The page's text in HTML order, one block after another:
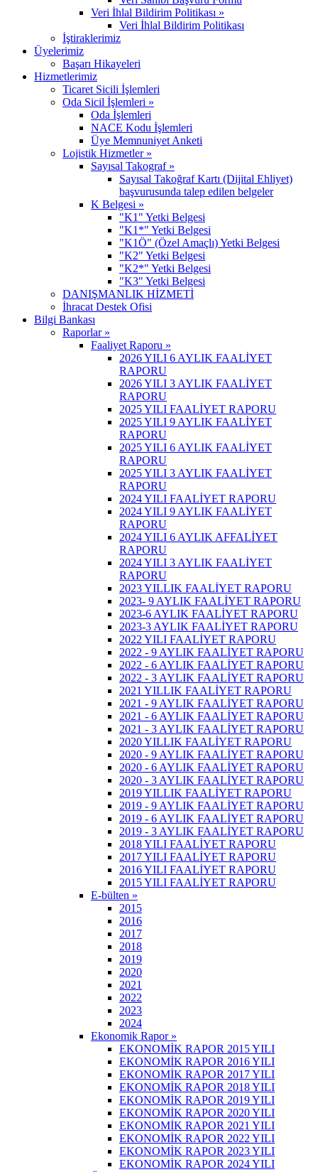
Veri İhlal Bildirim Politikası »
Veri İhlal Bildirim Politikası
İştiraklerimiz
Üyelerimiz
Başarı Hikayeleri
Hizmetlerimiz
Ticaret Sicili İşlemleri
Oda Sicil İşlemleri »
Oda İşlemleri
NACE Kodu İşlemleri
Üye Memnuniyet Anketi
Lojistik Hizmetler »
Sayısal Takograf »
Sayısal Takoğraf Kartı (Dijital Ehliyet)
başvurusunda talep edilen belgeler
K Belgesi »
"K1" Yetki Belgesi
"K1*" Yetki Belgesi
"K1Ö" (Özel Amaçlı) Yetki Belgesi
"K2" Yetki Belgesi
"K2*" Yetki Belgesi
"K3" Yetki Belgesi
DANIŞMANLIK HİZMETİ
İhracat Destek Ofisi
Bilgi Bankası
Raporlar »
Faaliyet Raporu »
2026 YILI 6 AYLIK FAALİYET
RAPORU
2026 YILI 3 AYLIK FAALİYET
RAPORU
2025 YILI FAALİYET RAPORU
2025 YILI 9 AYLIK FAALİYET
RAPORU
2025 YILI 6 AYLIK FAALİYET
RAPORU
2025 YILI 3 AYLIK FAALİYET
RAPORU
2024 YILI FAALİYET RAPORU
2024 YILI 9 AYLIK FAALİYET
RAPORU
2024 YILI 6 AYLIK AFFALİYET
RAPORU
2024 YILI 3 AYLIK FAALİYET
RAPORU
2023 YILLIK FAALİYET RAPORU
2023- 9 AYLIK FAALİYET RAPORU
2023-6 AYLIK FAALİYET RAPORU
2023-3 AYLIK FAALİYET RAPORU
2022 YILI FAALİYET RAPORU
2022 - 9 AYLIK FAALİYET RAPORU
2022 - 6 AYLIK FAALİYET RAPORU
2022 - 3 AYLIK FAALİYET RAPORU
2021 YILLIK FAALİYET RAPORU
2021 - 9 AYLIK FAALİYET RAPORU
2021 - 6 AYLIK FAALİYET RAPORU
2021 - 3 AYLIK FAALİYET RAPORU
2020 YILLIK FAALİYET RAPORU
2020 - 9 AYLIK FAALİYET RAPORU
2020 - 6 AYLIK FAALİYET RAPORU
2020 - 3 AYLIK FAALİYET RAPORU
2019 YILLIK FAALİYET RAPORU
2019 - 9 AYLIK FAALİYET RAPORU
2019 - 6 AYLIK FAALİYET RAPORU
2019 - 3 AYLIK FAALİYET RAPORU
2018 YILI FAALİYET RAPORU
2017 YILI FAALİYET RAPORU
2016 YILI FAALİYET RAPORU
2015 YILI FAALİYET RAPORU
E-bülten »
2015
2016
2017
2018
2019
2020
2021
2022
2023
2024
Ekonomik Rapor »
EKONOMİK RAPOR 2015 YILI
EKONOMİK RAPOR 2016 YILI
EKONOMİK RAPOR 2017 YILI
EKONOMİK RAPOR 2018 YILI
EKONOMİK RAPOR 2019 YILI
EKONOMİK RAPOR 2020 YILI
EKONOMİK RAPOR 2021 YILI
EKONOMİK RAPOR 2022 YILI
EKONOMİK RAPOR 2023 YILI
EKONOMİK RAPOR 2024 YILI